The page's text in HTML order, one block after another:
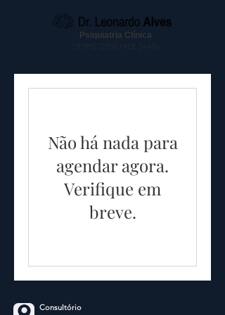
Psiquiatria Clínica
Não há nada para
agendar agora.
Verifique em
breve.
Consultório